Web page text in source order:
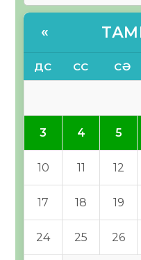
«
ДС СС СӘ
3 4 5
10 11 12
17 18 19
24 25 26